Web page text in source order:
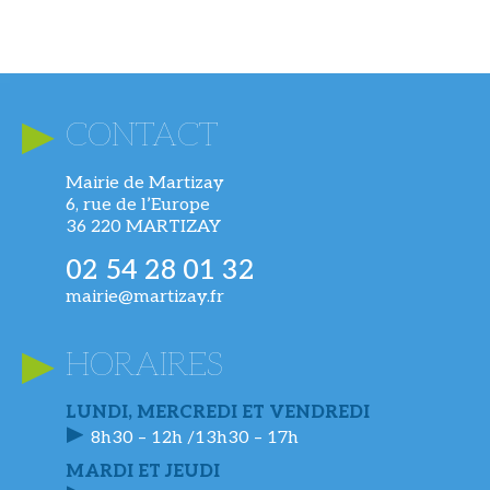
CONTACT
Mairie de Martizay
6, rue de l’Europe
36 220 MARTIZAY
02 54 28 01 32
mairie@martizay.fr
HORAIRES
LUNDI, MERCREDI ET VENDREDI
8h30 – 12h /13h30 – 17h
MARDI ET JEUDI